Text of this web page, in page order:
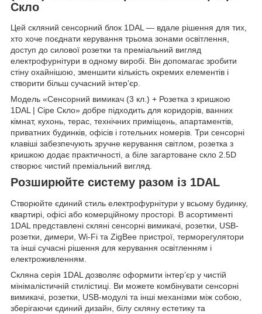
Скло
Цей скляний сенсорний блок 1DAL — вдале рішення для тих,
хто хоче поєднати керування трьома зонами освітлення,
доступ до силової розетки та преміальний вигляд
електрофурнітури в одному виробі. Він допомагає зробити
стіну охайнішою, зменшити кількість окремих елементів і
створити більш сучасний інтер’єр.
Модель «Сенсорний вимикач (3 кл.) + Розетка з кришкою
1DAL | Сіре Скло» добре підходить для коридорів, ванних
кімнат, кухонь, терас, технічних приміщень, апартаментів,
приватних будинків, офісів і готельних номерів. Три сенсорні
клавіші забезпечують зручне керування світлом, розетка з
кришкою додає практичності, а біле загартоване скло 2.5D
створює чистий преміальний вигляд.
Розширюйте систему разом із 1DAL
Створюйте єдиний стиль електрофурнітури у всьому будинку,
квартирі, офісі або комерційному просторі. В асортименті
1DAL представлені скляні сенсорні вимикачі, розетки, USB-
розетки, димери, Wi-Fi та ZigBee пристрої, терморегулятори
та інші сучасні рішення для керування освітленням і
електроживленням.
Скляна серія 1DAL дозволяє оформити інтер’єр у чистій
мінімалістичній стилістиці. Ви можете комбінувати сенсорні
вимикачі, розетки, USB-модулі та інші механізми між собою,
зберігаючи єдиний дизайн, білу скляну естетику та